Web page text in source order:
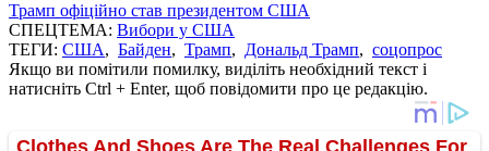
Трамп офіційно став президентом США
СПЕЦТЕМА: Вибори у США
ТЕГИ: США, Байден, Трамп, Дональд Трамп, соцопрос
Якщо ви помітили помилку, виділіть необхідний текст і
натисніть Ctrl + Enter, щоб повідомити про це редакцію.